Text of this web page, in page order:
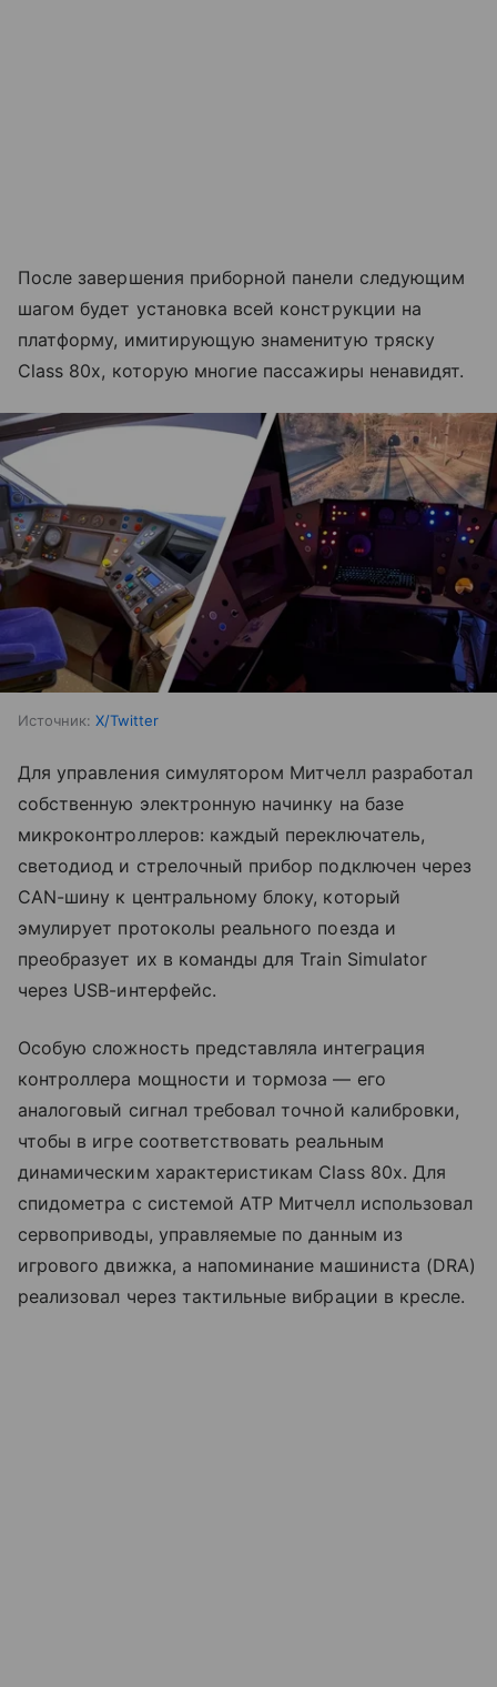
После завершения приборной панели следующим
шагом будет установка всей конструкции на
платформу, имитирующую знаменитую тряску
Class 80x, которую многие пассажиры ненавидят.
Источник: X/Twitter
Для управления симулятором Митчелл разработал
собственную электронную начинку на базе
микроконтроллеров: каждый переключатель,
светодиод и стрелочный прибор подключен через
CAN-шину к центральному блоку, который
эмулирует протоколы реального поезда и
преобразует их в команды для Train Simulator
через USB-интерфейс.
Особую сложность представляла интеграция
контроллера мощности и тормоза — его
аналоговый сигнал требовал точной калибровки,
чтобы в игре соответствовать реальным
динамическим характеристикам Class 80x. Для
спидометра с системой ATP Митчелл использовал
сервоприводы, управляемые по данным из
игрового движка, а напоминание машиниста (DRA)
реализовал через тактильные вибрации в кресле.